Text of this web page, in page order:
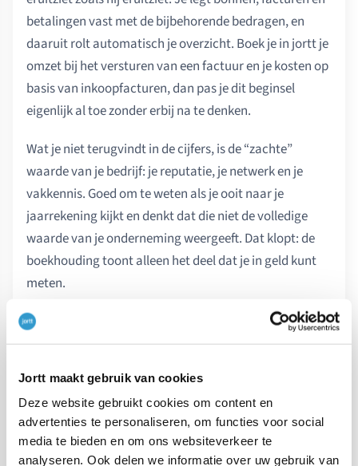
Jortt maakt gebruik van cookies
Deze website gebruikt cookies om content en
advertenties te personaliseren, om functies voor social
media te bieden en om ons websiteverkeer te
analyseren. Ook delen we informatie over uw gebruik van
betalingen vast met de bijbehorende bedragen, en
daaruit rolt automatisch je overzicht. Boek je in jortt je
omzet bij het versturen van een factuur en je kosten op
basis van inkoopfacturen, dan pas je dit beginsel
eigenlijk al toe zonder erbij na te denken.
Wat je niet terugvindt in de cijfers, is de “zachte”
waarde van je bedrijf: je reputatie, je netwerk en je
vakkennis. Goed om te weten als je ooit naar je
jaarrekening kijkt en denkt dat die niet de volledige
waarde van je onderneming weergeeft. Dat klopt: de
boekhouding toont alleen het deel dat je in geld kunt
meten.
Samenhang met andere
beginselen
“Meetbaar in geld” staat niet op zichzelf, maar werkt
samen met de andereboekhoudbeginselen
kostenbeginselbepaalt bijvoorbeeld tegen welk
bedrag je een bezit waardeert, en het